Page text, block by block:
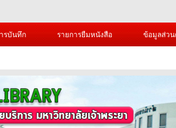
รบันทึก รายการยืมหนังสือ ข้อมูลส่ว